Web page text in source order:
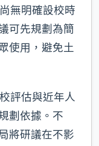
無明確設校時
可先規劃為簡
使用，避免土
評估與近年人
劃依據。不
將研議在不影